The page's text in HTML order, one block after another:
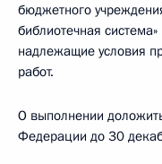
бюджетного
библиотечная
надлежащие условия
работ.
О выполнении
Федерации до 30